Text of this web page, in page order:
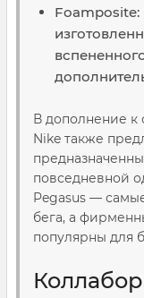
Foamposite:
В дополнение
Nike также
повседневной
Pegasus —
бега, а
популярны для